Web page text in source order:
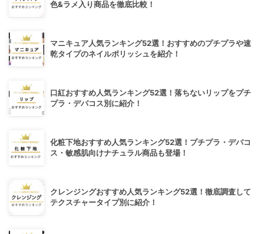
色&ラメ入り商品を徹底比較！
マニキュア人気ランキング52選！おすすめのプチプラや速
乾タイプのネイルポリッシュを紹介！
口紅おすすめ人気ランキング52選！落ちないリップをプチ
プラ・デパコス別に紹介！
化粧下地おすすめ人気ランキング52選！プチプラ・デパコ
ス・敏感肌向けナチュラル商品も登場！
クレンジングおすすめ人気ランキング52選！徹底調査して
テクスチャータイプ別に紹介！